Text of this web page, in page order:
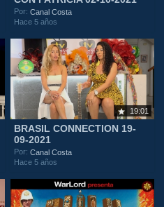
Por:Canal Costa
Hace 5 años
19:01
BRASIL CONNECTION 19-
09-2021
Por:Canal Costa
Hace 5 años